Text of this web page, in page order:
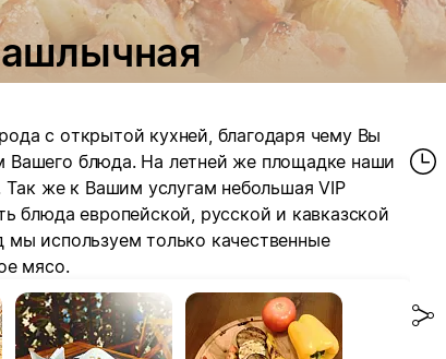
с открытой кухней, благодаря чему Вы
Вашего блюда. На летней же площадке наши
Так же к Вашим услугам небольшая VIP
блюда европейской, русской и кавказской
используем только качественные
мясо.